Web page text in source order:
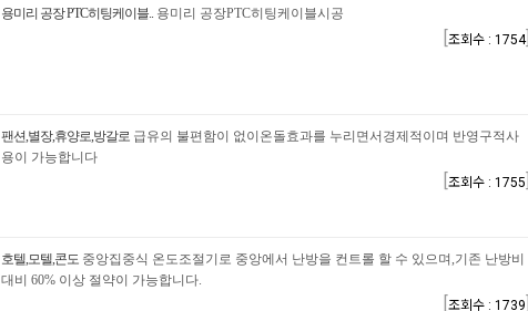
용미리 공장 PTC히팅케이블.. 용미리 공장PTC히팅케이블시공
조회수 : 1754]
팬션,별장,휴양로,방갈로 급유의 불편함이 없이온돌효과를 누리면서경제적이며 반영구적사
용이 가능합니다
조회수 : 1755
호텔,모텔,콘도 중앙집중식 온도조절기로 중앙에서 난방을 컨트롤 할 수 있으며,기존 난방비
대비 60% 이상 절약이 가능합니다.
조회수 : 1739